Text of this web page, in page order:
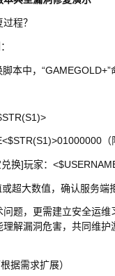
程？
本中，“GAMEGOLD+”
（
换]玩家：
超大数值，确认服务端
题，更需建立安全运
解漏洞危害，共同维
据需求扩展）